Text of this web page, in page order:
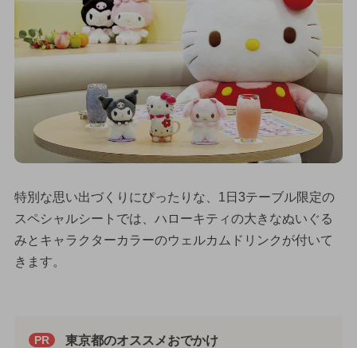
特別な思い出づくりにぴったりな、1日3テーブル限定の
スペシャルシートでは、ハローキティの大きなぬいぐる
みとキャラクターカラーのウェルカムドリンクが付いて
きます。
PR 東京都のオススメおでかけ